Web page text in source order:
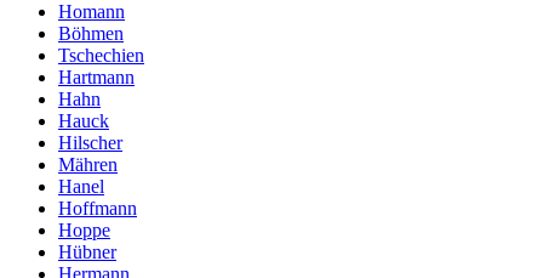
Homann
Böhmen
Tschechien
Hartmann
Hahn
Hauck
Hilscher
Mähren
Hanel
Hoffmann
Hoppe
Hübner